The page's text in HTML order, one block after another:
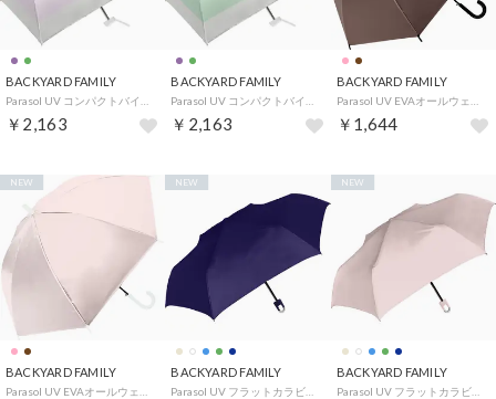
BACKYARD FAMILY
￥2,163
BACKYARD FAMILY
￥2,163
BACKYARD FAMILY
￥1,644
BACKYARD FAMILY
NEW
BACKYARD FAMILY
NEW
BACKYARD FAMILY
Parasol UV フラットカラビナ折 55cm 手開き （ピンクベージュ）
NEW